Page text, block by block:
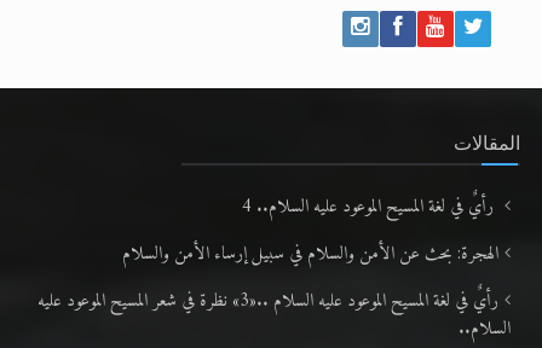
المقالات
رأيٌ في لغة المسيح الموعود عليه السلام.. 4
الهجرة: بحث عن الأمن والسلام في سبيل إرساء الأمن والسلام
رأيٌ في لغة المسيح الموعود عليه السلام ..«3» نظرة في شعر المسيح الموعود عليه
السلام..